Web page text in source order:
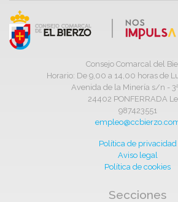
Consejo Comarcal del
Horario: De 9,00 a 14,00 horas de
Avenida de la Minería s/n -
24402 PONFERRADA
987423551
Política de privacidad
Aviso legal
Política de cookies
Secciones